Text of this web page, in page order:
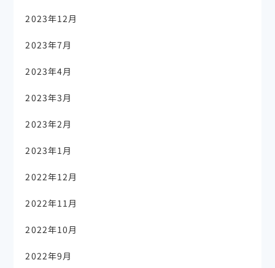
2023年12月
2023年7月
2023年4月
2023年3月
2023年2月
2023年1月
2022年12月
2022年11月
2022年10月
2022年9月